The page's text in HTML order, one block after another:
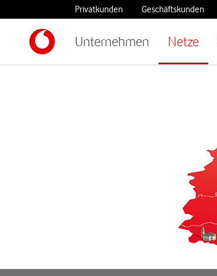
Unternehmen Netze
Privatkunden Geschäftskunden